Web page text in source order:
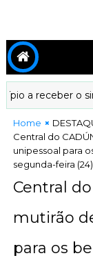
a receber o sinal
Home
Central do
unipessoal para
segunda-feira (24)
Central
mutirão
para os